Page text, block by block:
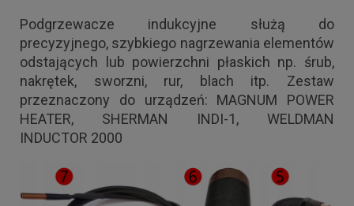
Podgrzewacze indukcyjne służą do
precyzyjnego, szybkiego nagrzewania elementów
odstających lub powierzchni płaskich np. śrub,
nakrętek, sworzni, rur, blach itp. Zestaw
przeznaczony do urządzeń: MAGNUM POWER
HEATER, SHERMAN INDI-1, WELDMAN
INDUCTOR 2000